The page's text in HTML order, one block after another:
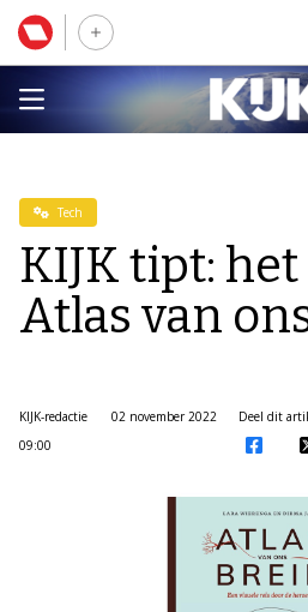
Tech
KIJK tipt:
Atlas van
KIJK-redactie
02 november 2022
09:00
Deel dit